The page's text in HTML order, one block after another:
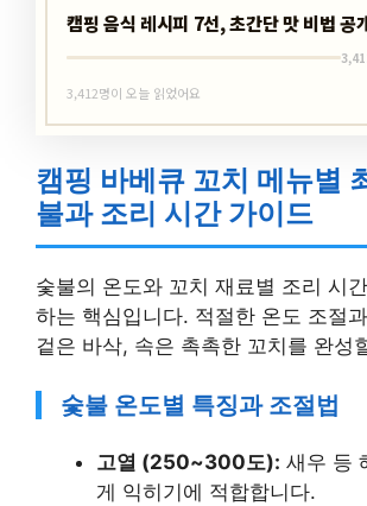
캠핑 음식 레시피 7선, 초간단 맛 비법 공
3,412명이 오늘 읽었어요
캠핑 바베큐 꼬치 메뉴별
불과 조리 시간 가이드
숯불의 온도와 꼬치 재료별 조리 시
하는 핵심입니다. 적절한 온도 조절
겉은 바삭, 속은 촉촉한 꼬치를 완성
숯불 온도별 특징과 조절법
고열 (250~300도): 새우 등
게 익히기에 적합합니다.